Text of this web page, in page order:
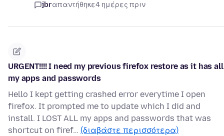
jbrαπαντήθηκε4 ημέρες πριν
URGENT!!!! I need my previous firefox restore as it has all
my apps and passwords
Hello I kept getting crashed error everytime I open
firefox. It prompted me to update which I did and
install. I LOST ALL my apps and passwords that was
shortcut on firef… (διαβάστε περισσότερα)